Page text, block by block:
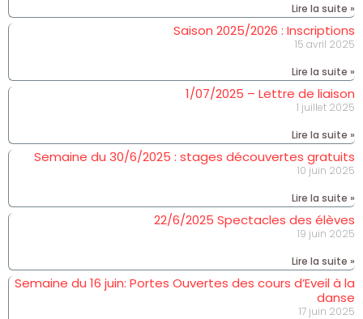
Lire la suite »
Saison 2025/2026 : Inscriptions
15 avril 2025
Lire la suite »
1/07/2025 – Lettre de liaison
1 juillet 2025
Lire la suite »
Semaine du 30/6/2025 : stages découvertes gratuits
10 juin 2025
Lire la suite »
22/6/2025 Spectacles des élèves
19 juin 2025
Lire la suite »
Semaine du 16 juin: Portes Ouvertes des cours d’Eveil à la
danse
17 juin 2025